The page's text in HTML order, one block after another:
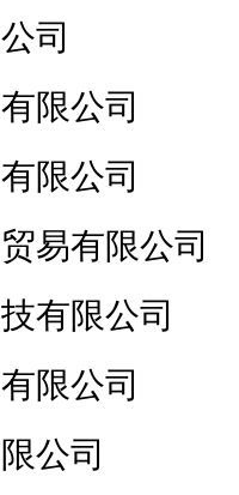
司
限公司
限公司
易有限公司
有限公司
限公司
公司